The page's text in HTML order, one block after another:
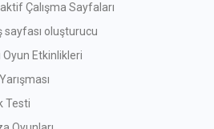
Çalışma Sayfaları
sayfası oluşturucu
Oyun Etkinlikleri
Testi